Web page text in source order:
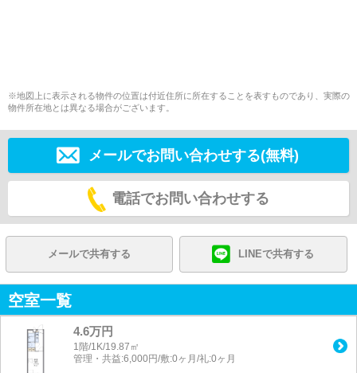
※地図上に表示される物件の位置は付近住所に所在することを表すものであり、実際の
物件所在地とは異なる場合がございます。
メールでお問い合わせする(無料)
電話でお問い合わせする
メールで共有する LINEで共有する
空室一覧
4.6万円
1階/1K/19.87㎡
管理・共益:6,000円/敷:0ヶ月/礼:0ヶ月